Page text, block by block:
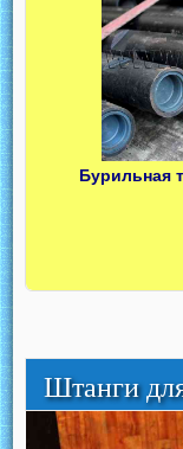
Бурильная
Штанги